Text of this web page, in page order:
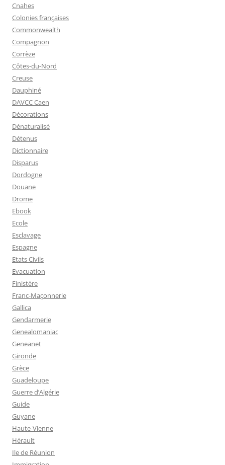
Cnahes
Colonies françaises
Commonwealth
Compagnon
Corrèze
Côtes-du-Nord
Creuse
Dauphiné
DAVCC Caen
Décorations
Dénaturalisé
Détenus
Dictionnaire
Disparus
Dordogne
Douane
Drome
Ebook
Ecole
Esclavage
Espagne
Etats Civils
Evacuation
Finistère
Franc-Maçonnerie
Gallica
Gendarmerie
Genealomaniac
Geneanet
Gironde
Grèce
Guadeloupe
Guerre d’Algérie
Guide
Guyane
Haute-Vienne
Hérault
Ile de Réunion